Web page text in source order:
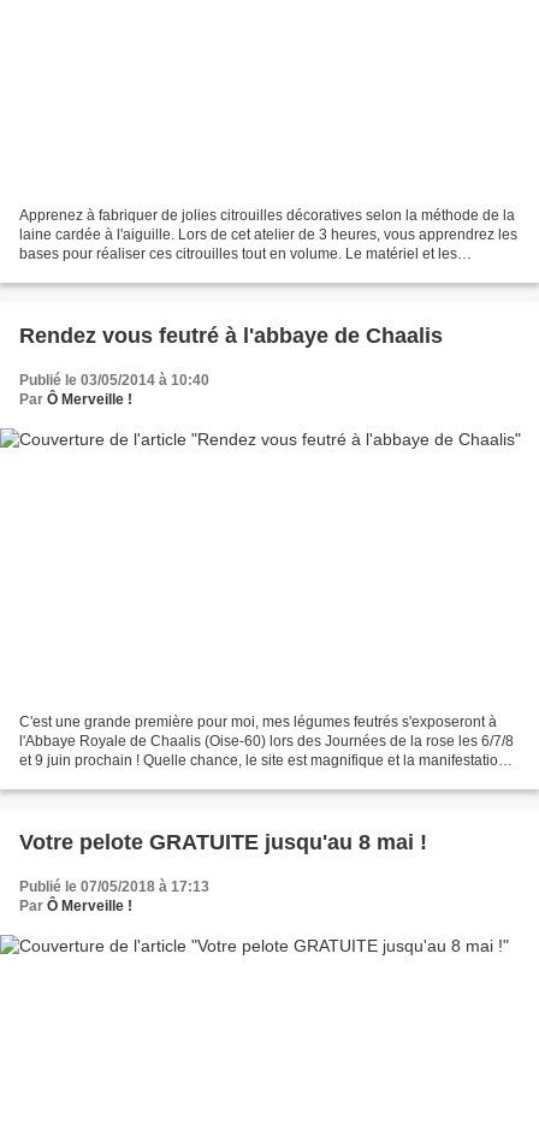
Apprenez à fabriquer de jolies citrouilles décoratives selon la méthode de la
laine cardée à l'aiguille. Lors de cet atelier de 3 heures, vous apprendrez les
bases pour réaliser ces citrouilles tout en volume. Le matériel et les
Rendez vous feutré à l'abbaye de Chaalis
Publié le 03/05/2014 à 10:40
Par Ô Merveille !
C'est une grande première pour moi, mes légumes feutrés s'exposeront à
l'Abbaye Royale de Chaalis (Oise-60) lors des Journées de la rose les 6/7/8
et 9 juin prochain ! Quelle chance, le site est magnifique et la manifestation
Votre pelote GRATUITE jusqu'au 8 mai !
Publié le 07/05/2018 à 17:13
Par Ô Merveille !